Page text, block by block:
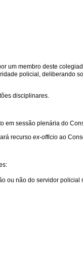
um membro deste
policial, deliberando
disciplinares.
em sessão plenária do
recurso ex-officio ao
ou não do servidor policial